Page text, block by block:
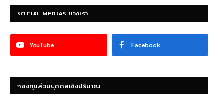
SOCIAL MEDIAS ของเรา
YouTube Facebook
กองทุนส่วนบุคคลเชิงปริมาณ